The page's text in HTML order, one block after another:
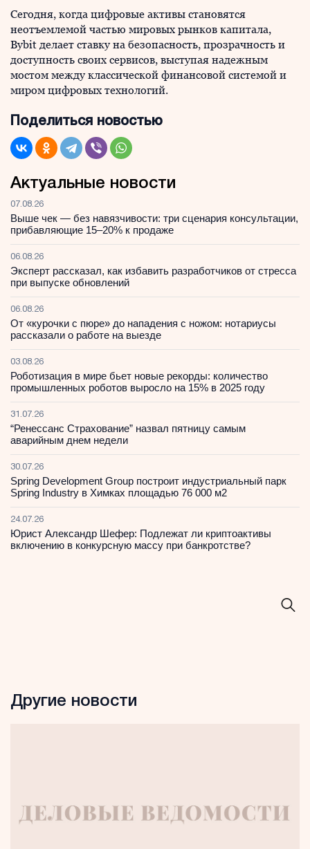
Сегодня, когда цифровые активы становятся
неотъемлемой частью мировых рынков капитала,
Bybit делает ставку на безопасность, прозрачность и
доступность своих сервисов, выступая надежным
мостом между классической финансовой системой и
миром цифровых технологий.
Поделиться новостью
Актуальные новости
07.08.26
Выше чек — без навязчивости: три сценария консультации,
прибавляющие 15–20% к продаже
06.08.26
Эксперт рассказал, как избавить разработчиков от стресса
при выпуске обновлений
06.08.26
От «курочки с пюре» до нападения с ножом: нотариусы
рассказали о работе на выезде
03.08.26
Роботизация в мире бьет новые рекорды: количество
промышленных роботов выросло на 15% в 2025 году
31.07.26
“Ренессанс Страхование” назвал пятницу самым
аварийным днем недели
30.07.26
Spring Development Group построит индустриальный парк
Spring Industry в Химках площадью 76 000 м2
24.07.26
Юрист Александр Шефер: Подлежат ли криптоактивы
включению в конкурсную массу при банкротстве?
Другие новости